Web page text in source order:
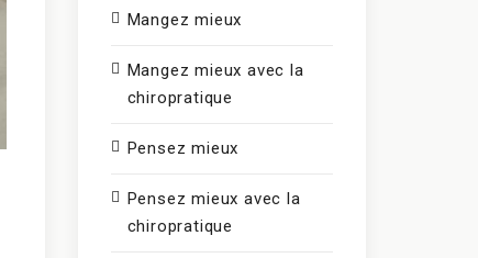
Mangez mieux
Mangez mieux avec la
chiropratique
Pensez mieux
Pensez mieux avec la
chiropratique